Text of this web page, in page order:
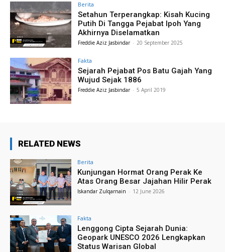
Berita
Setahun Terperangkap: Kisah Kucing
Putih Di Tangga Pejabat Ipoh Yang
Akhirnya Diselamatkan
Freddie Aziz Jasbindar - 20 September 2025
Fakta
Sejarah Pejabat Pos Batu Gajah Yang
Wujud Sejak 1886
Freddie Aziz Jasbindar - 5 April 2019
RELATED NEWS
Berita
Kunjungan Hormat Orang Perak Ke
Atas Orang Besar Jajahan Hilir Perak
Iskandar Zulqarnain - 12 June 2026
Fakta
Lenggong Cipta Sejarah Dunia:
Geopark UNESCO 2026 Lengkapkan
Status Warisan Global